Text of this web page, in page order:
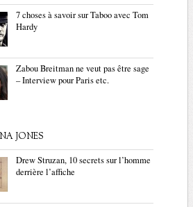
7 choses à savoir sur Taboo avec Tom
Hardy
Zabou Breitman ne veut pas être sage
– Interview pour Paris etc.
JONES
Drew Struzan, 10 secrets sur l’homme
derrière l’affiche